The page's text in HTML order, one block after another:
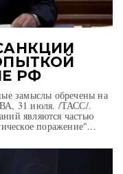
РФ
замыслы обречены на
31 июля. /ТАСС/.
являются частью
поражение"...